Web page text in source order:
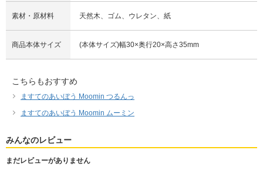
素材・原材料 天然木、ゴム、ウレタン、紙
商品本体サイズ (本体サイズ)幅30×奥行20×高さ35mm
こちらもおすすめ
ますてのあいぼう Moomin つるんっ
ますてのあいぼう Moomin ムーミン
みんなのレビュー
まだレビューがありません